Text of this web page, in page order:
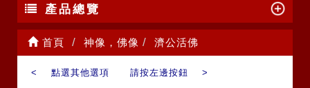
產品總覽
首頁 神像，佛像 濟公活佛
< 點選其他選項 請按左邊按鈕 >